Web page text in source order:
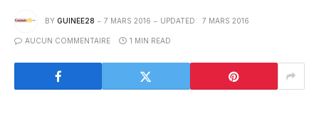
BY GUINEE28 7 MARS 2016 UPDATED: 7 MARS 2016
AUCUN COMMENTAIRE 1 MIN READ